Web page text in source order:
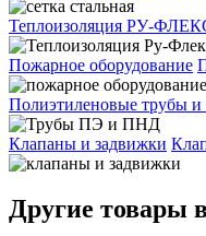
Теплоизоляция РУ-ФЛЕКС
Пожарное оборудование
Полиэтиленовые трубы
Клапаны и задвижки
Другие товары